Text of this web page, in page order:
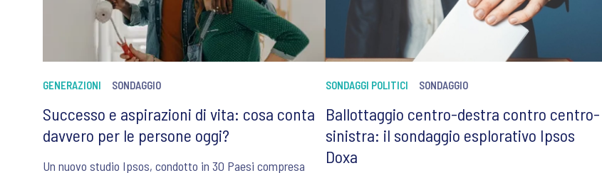
GENERAZIONI SONDAGGIO
Successo e aspirazioni di vita: cosa conta
davvero per le persone oggi?
Un nuovo studio Ipsos, condotto in 30 Paesi compresa
SONDAGGI POLITICI SONDAGGIO
Ballottaggio centro-destra contro centro-
sinistra: il sondaggio esplorativo Ipsos
Doxa